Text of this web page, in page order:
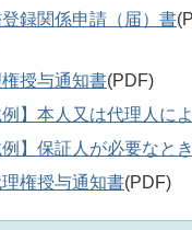
登録関係申請（届）書
権授与通知書(PDF)
例】本人又は代理人に
例】保証人が必要なとき
理権授与通知書(PDF)